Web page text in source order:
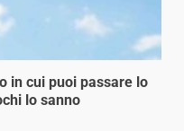
in cui puoi passare lo
lo sanno